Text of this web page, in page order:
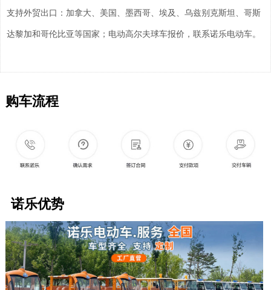
支持外贸出口：加拿大、美国、墨西哥、埃及、乌兹别克斯坦、哥斯
达黎加和哥伦比亚等国家；电动高尔夫球车报价，联系诺乐电动车。
购车流程
诺乐优势